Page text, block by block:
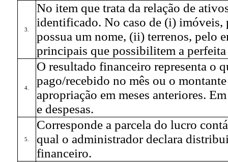
3.
No item que trata da relação de
identificado. No caso de (i) imóveis,
possua um nome, (ii) terrenos, pelo
principais que possibilitem a
4.
O resultado financeiro representa o
pago/recebido no mês ou o
apropriação em meses anteriores.
e despesas.
5.
Corresponde a parcela do lucro
qual o administrador declara
financeiro.